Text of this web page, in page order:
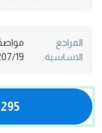
المراجع
الاساسية:
19
295 ج.م